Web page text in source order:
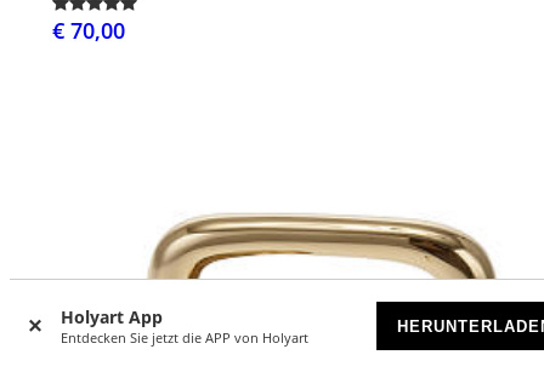
Holyart App
Entdecken Sie jetzt die APP von Holyart
€ 70,00